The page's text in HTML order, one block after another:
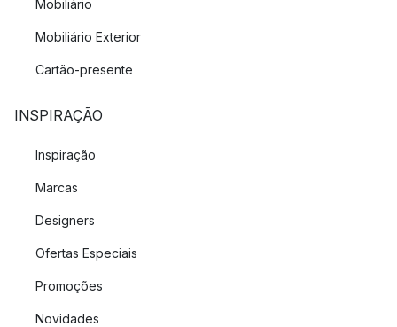
Mobiliário
Mobiliário Exterior
Cartão-presente
INSPIRAÇÃO
Inspiração
Marcas
Designers
Ofertas Especiais
Promoções
Novidades